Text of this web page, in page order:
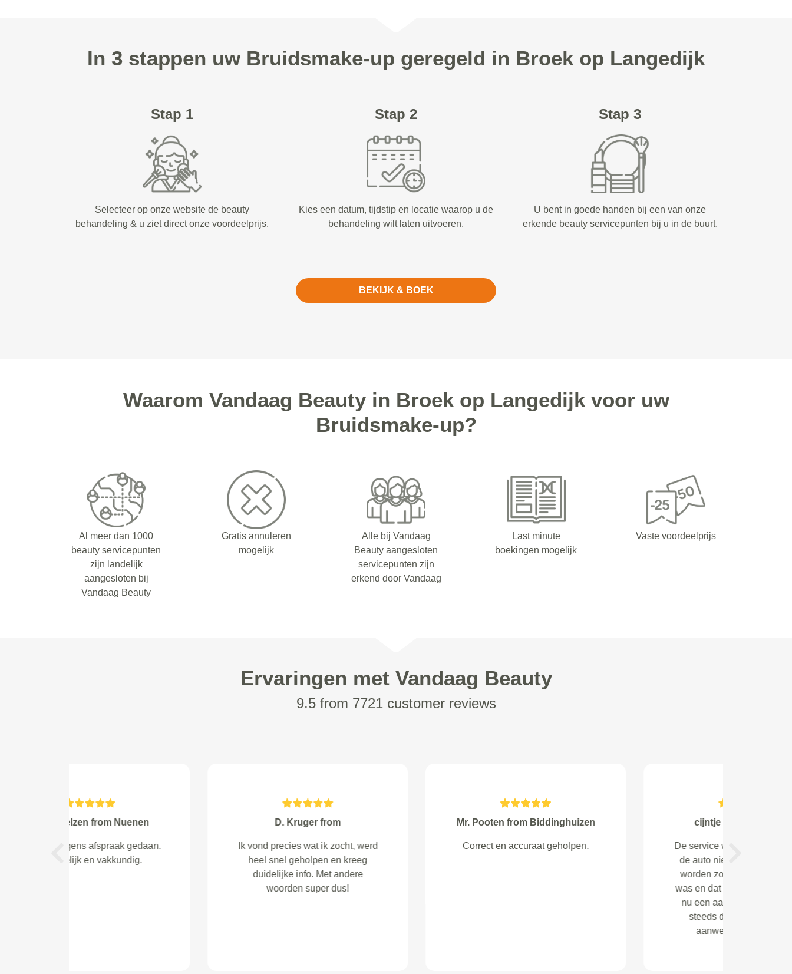
In 3 stappen uw Bruidsmake-up geregeld in Broek op Langedijk
Stap 1
Selecteer op onze website de beauty
behandeling & u ziet direct onze voordeelprijs.
Stap 2
Kies een datum, tijdstip en locatie waarop u de
behandeling wilt laten uitvoeren.
Stap 3
U bent in goede handen bij een van onze
erkende beauty servicepunten bij u in de buurt.
BEKIJK & BOEK
Waarom Vandaag Beauty in Broek op Langedijk voor uw
Bruidsmake-up?
Al meer dan 1000
beauty servicepunten
zijn landelijk
aangesloten bij
Vandaag Beauty
Gratis annuleren
mogelijk
Alle bij Vandaag
Beauty aangesloten
servicepunten zijn
erkend door Vandaag
Last minute
boekingen mogelijk
Vaste voordeelprijs
Ervaringen met Vandaag Beauty
9.5 from 7721 customer reviews
Mr. Pooten from Biddinghuizen
Correct en accuraat geholpen.
De service was goed, jammer dat
de auto niet terug gebracht kon
worden zoals eigenlijk beloofd
was en dat er na de behandeling
Janssen from Hilversum
Snel en vriendelijk geholpen.
Previous